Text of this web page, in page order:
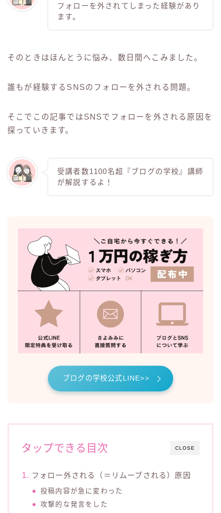
フォローを外されてしまった経験があり
ます。
そのときはほんとうに悩み、数日間へこみました。
誰もが経験するSNSのフォローを外される問題。
そこでこの記事ではSNSでフォローを外される原因を
探っていきます。
受講者数1100名超『ブログの学校』講師
が解説するよ！
ブログの学校公式LINE>>
CLOSE
タップできる目次
フォロー外される（＝リムーブされる）原因
投稿内容が急に変わった
攻撃的な発言をした